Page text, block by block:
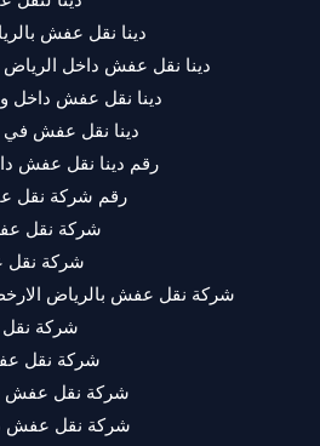
دينا نقل عفش بالرياض 200 ريال-
دينا نقل عفش داخل الرياض بخصم 50 % -
دينا نقل عفش داخل وخارج
دينا نقل عفش في احياء
رقم دينا نقل عفش داخل
رقم شركة نقل عفش
شركة نقل عفش
شركة نقل عفش
شركة نقل عفش بالرياض الارخص لعام 2024-
شركة نقل عفش
شركة نقل عفش
شركة نقل عفش خارج
شركة نقل عفش داخل